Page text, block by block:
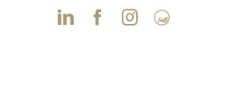
LinkedInFacebook
Instagram
Frau